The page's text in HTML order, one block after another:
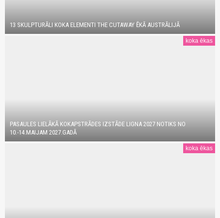
13 SKULPTURĀLI KOKA ELEMENTI THE CUTAWAY ĒKĀ AUSTRĀLIJĀ
koka ēkas
PASAULES LIELĀKĀ KOKAPSTRĀDES IZSTĀDE LIGNA 2027 NOTIKS NO
10.-14.MAIJAM 2027.GADĀ
koka ēkas